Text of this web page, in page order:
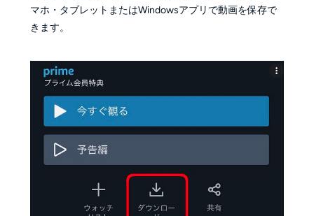
マホ・タブレットまたはWindowsアプリで動画を保存で
きます。